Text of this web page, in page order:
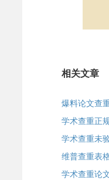
相关文章
爆料论文查
学术查重正
学术查重未
维普查重表
学术查重论